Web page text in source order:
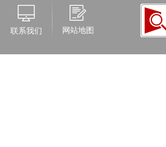
联系我们 网站地图